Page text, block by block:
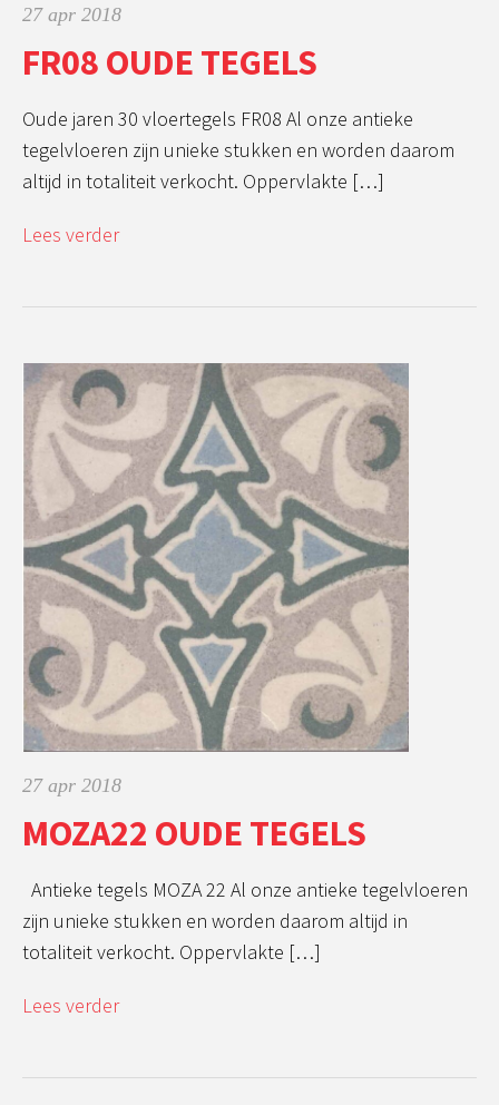
27 apr 2018
FR08 OUDE TEGELS
Oude jaren 30 vloertegels FR08 Al onze antieke
tegelvloeren zijn unieke stukken en worden daarom
altijd in totaliteit verkocht. Oppervlakte […]
Lees verder
27 apr 2018
MOZA22 OUDE TEGELS
Antieke tegels MOZA 22 Al onze antieke tegelvloeren
zijn unieke stukken en worden daarom altijd in
totaliteit verkocht. Oppervlakte […]
Lees verder